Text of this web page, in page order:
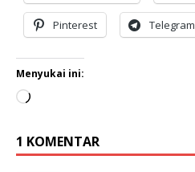
Pinterest Telegram
Menyukai ini:
1 KOMENTAR